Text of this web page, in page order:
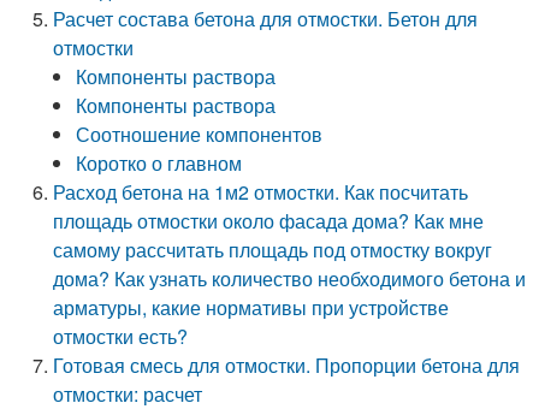
Расчет состава бетона для отмостки. Бетон для
отмостки
Компоненты раствора
Компоненты раствора
Соотношение компонентов
Коротко о главном
Расход бетона на 1м2 отмостки. Как посчитать
площадь отмостки около фасада дома? Как мне
самому рассчитать площадь под отмостку вокруг
дома? Как узнать количество необходимого бетона и
арматуры, какие нормативы при устройстве
отмостки есть?
Готовая смесь для отмостки. Пропорции бетона для
отмостки: расчет